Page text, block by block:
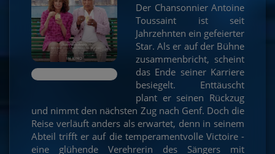
Der Chansonnier Antoine
Toussaint ist seit
Jahrzehnten ein gefeierter
Star. Als er auf der Bühne
zusammenbricht, scheint
das Ende seiner Karriere
besiegelt. Enttäuscht
plant er seinen Rückzug
und nimmt den nächsten Zug nach Genf. Doch die
Reise verläuft anders als erwartet, denn in seinem
Abteil trifft er auf die temperamentvolle Victoire -
eine glühende Verehrerin des Sängers mit